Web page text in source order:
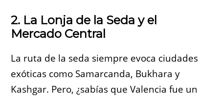
2. La Lonja de la Seda y el
Mercado Central
La ruta de la seda siempre evoca ciudades
exóticas como Samarcanda, Bukhara y
Kashgar. Pero, ¿sabías que Valencia fue un